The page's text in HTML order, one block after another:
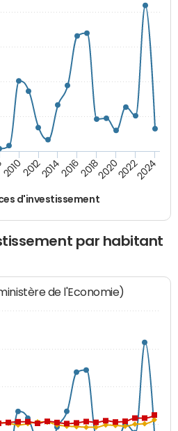
d'investissement
20102012201420162018202020222024
par habitant
de l'Economie)